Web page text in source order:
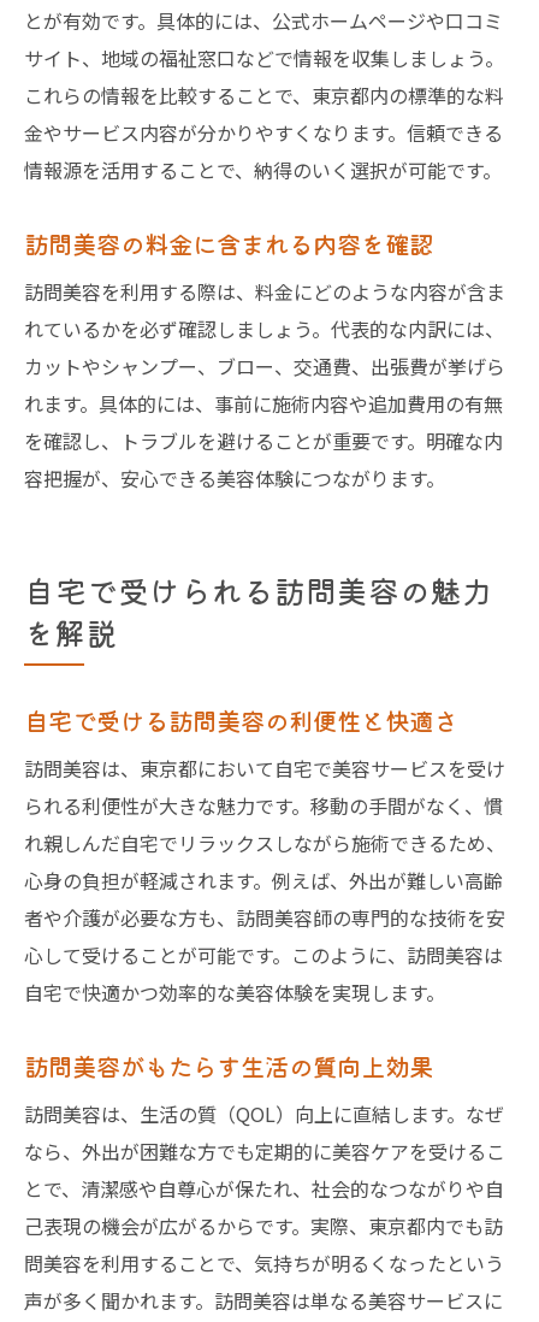
とが有効です。具体的には、公式ホームページや口コミ
サイト、地域の福祉窓口などで情報を収集しましょう。
これらの情報を比較することで、東京都内の標準的な料
金やサービス内容が分かりやすくなります。信頼できる
情報源を活用することで、納得のいく選択が可能です。
訪問美容の料金に含まれる内容を確認
訪問美容を利用する際は、料金にどのような内容が含ま
れているかを必ず確認しましょう。代表的な内訳には、
カットやシャンプー、ブロー、交通費、出張費が挙げら
れます。具体的には、事前に施術内容や追加費用の有無
を確認し、トラブルを避けることが重要です。明確な内
容把握が、安心できる美容体験につながります。
自宅で受けられる訪問美容の魅力
を解説
自宅で受ける訪問美容の利便性と快適さ
訪問美容は、東京都において自宅で美容サービスを受け
られる利便性が大きな魅力です。移動の手間がなく、慣
れ親しんだ自宅でリラックスしながら施術できるため、
心身の負担が軽減されます。例えば、外出が難しい高齢
者や介護が必要な方も、訪問美容師の専門的な技術を安
心して受けることが可能です。このように、訪問美容は
自宅で快適かつ効率的な美容体験を実現します。
訪問美容がもたらす生活の質向上効果
訪問美容は、生活の質（QOL）向上に直結します。なぜ
なら、外出が困難な方でも定期的に美容ケアを受けるこ
とで、清潔感や自尊心が保たれ、社会的なつながりや自
己表現の機会が広がるからです。実際、東京都内でも訪
問美容を利用することで、気持ちが明るくなったという
声が多く聞かれます。訪問美容は単なる美容サービスに